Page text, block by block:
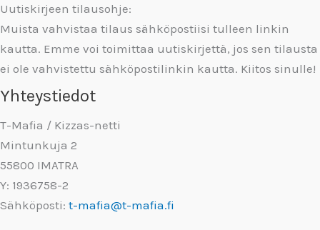
Uutiskirjeen tilausohje:
Muista vahvistaa tilaus sähköpostiisi tulleen linkin
kautta. Emme voi toimittaa uutiskirjettä, jos sen tilausta
ei ole vahvistettu sähköpostilinkin kautta. Kiitos sinulle!
Yhteystiedot
T-Mafia / Kizzas-netti
Mintunkuja 2
55800 IMATRA
Y: 1936758-2
Sähköposti: t-mafia@t-mafia.fi